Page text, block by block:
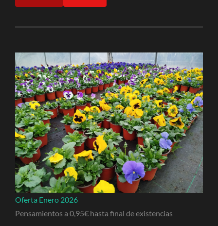
Oferta Enero 2026
Pensamientos a 0,95€ hasta final de existencias